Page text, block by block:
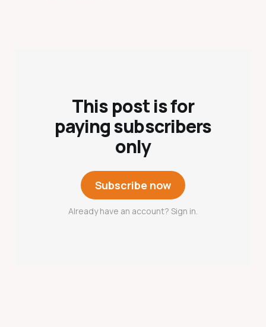
This post is for
paying subscribers
only
Subscribe now
Already have an account? Sign in.